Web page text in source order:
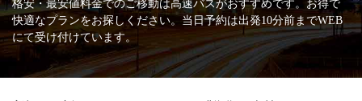
格安・最安値料金でのご移動は高速バスがおすすめです。お得で
快適なプランをお探しください。当日予約は出発10分前までWEB
にて受け付けています。